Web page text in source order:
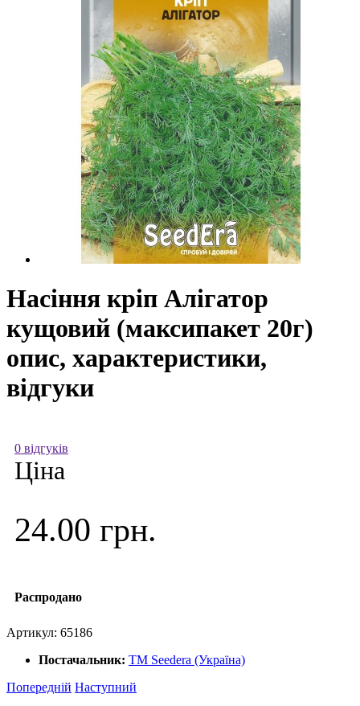
Насіння кріп Алігатор
кущовий (максипакет 20г)
опис, характеристики,
відгуки
0 відгуків
Ціна
24.00 грн.
Распродано
Артикул: 65186
Постачальник: ТМ Seedera (Україна)
Попередній Наступний